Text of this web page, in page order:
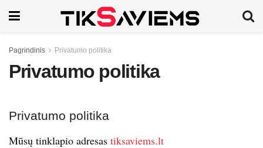
Pagrindinis Privatumo politika
Privatumo politika
Privatumo politika
Mūsų tinklapio adresas tiksaviems.lt